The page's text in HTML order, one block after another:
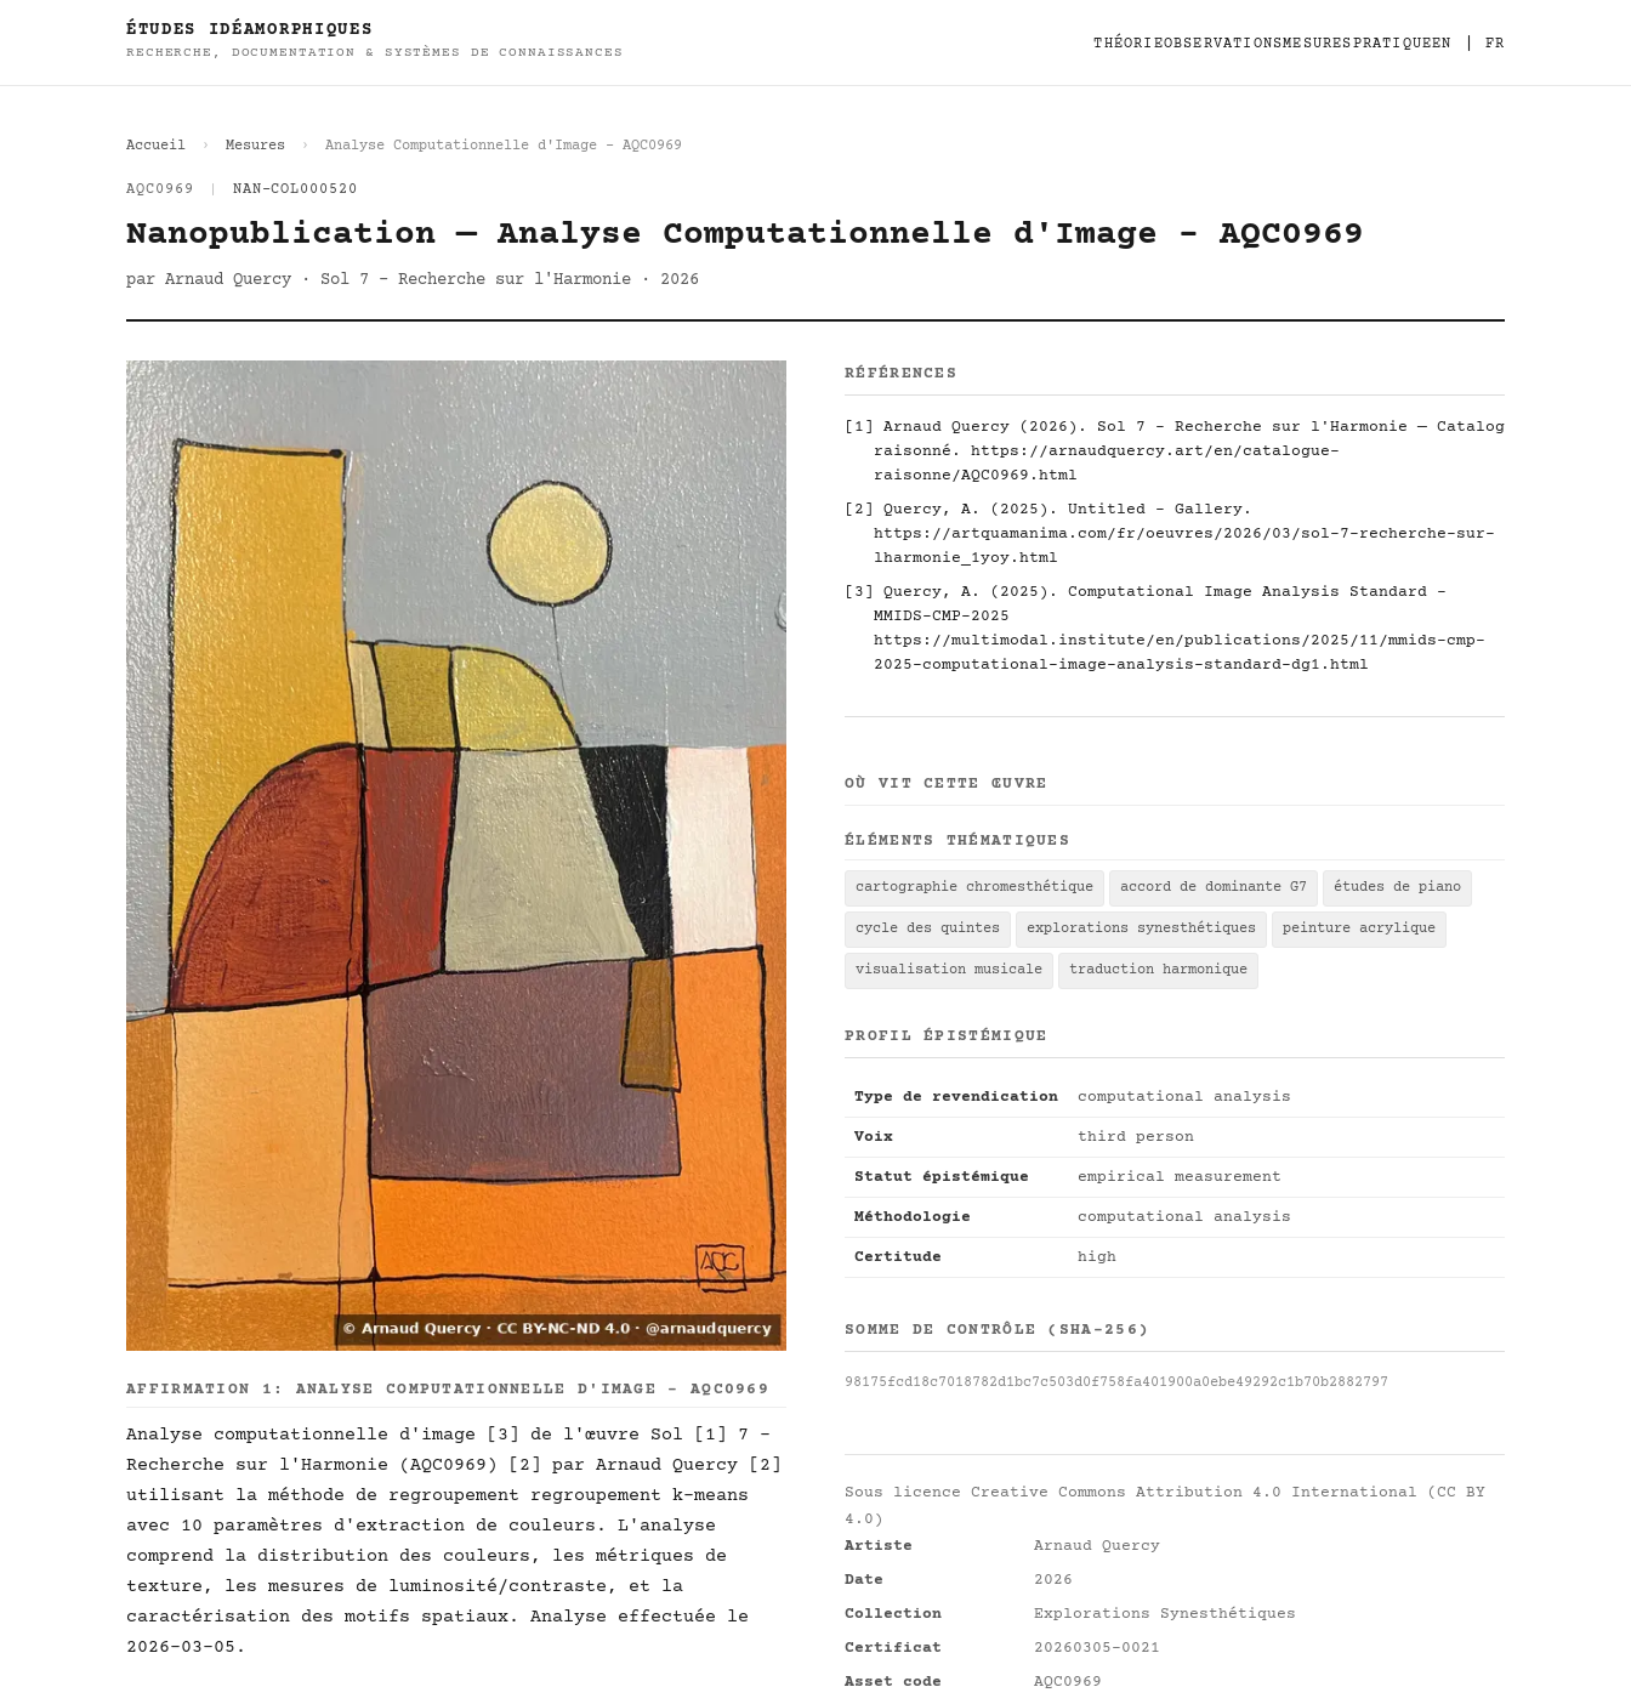
ÉTUDES IDÉAMORPHIQUES
RECHERCHE, DOCUMENTATION & SYSTÈMES DE CONNAISSANCES
THÉORIEOBSERVATIONSMESURESPRATIQUEEN FR
Accueil Mesures Analyse Computationnelle d'Image - AQC0969
AQC0969 NAN-COL000520
Nanopublication — Analyse Computationnelle d'Image - AQC0969
par Arnaud Quercy · Sol 7 - Recherche sur l'Harmonie · 2026
AFFIRMATION 1: ANALYSE COMPUTATIONNELLE D'IMAGE - AQC0969
Analyse computationnelle d'image [3] de l'œuvre Sol [1] 7 -
Recherche sur l'Harmonie (AQC0969) [2] par Arnaud Quercy [2]
utilisant la méthode de regroupement regroupement k-means
avec 10 paramètres d'extraction de couleurs. L'analyse
comprend la distribution des couleurs, les métriques de
texture, les mesures de luminosité/contraste, et la
caractérisation des motifs spatiaux. Analyse effectuée le
2026-03-05.
RÉFÉRENCES
[1] Arnaud Quercy (2026). Sol 7 - Recherche sur l'Harmonie — Catalog
raisonné. https://arnaudquercy.art/en/catalogue-
raisonne/AQC0969.html
[2] Quercy, A. (2025). Untitled - Gallery.
https://artquamanima.com/fr/oeuvres/2026/03/sol-7-recherche-sur-
lharmonie_1yoy.html
[3] Quercy, A. (2025). Computational Image Analysis Standard -
MMIDS-CMP-2025
https://multimodal.institute/en/publications/2025/11/mmids-cmp-
2025-computational-image-analysis-standard-dg1.html
OÙ VIT CETTE ŒUVRE
ÉLÉMENTS THÉMATIQUES
cartographie chromesthétique accord de dominante G7 études de piano
cycle des quintes explorations synesthétiques peinture acrylique
visualisation musicale traduction harmonique
PROFIL ÉPISTÉMIQUE
Type de revendication computational analysis
Voix third person
Statut épistémique empirical measurement
Méthodologie computational analysis
Certitude high
SOMME DE CONTRÔLE (SHA-256)
98175fcd18c7018782d1bc7c503d0f758fa401900a0ebe49292c1b70b2882797
Sous licence Creative Commons Attribution 4.0 International (CC BY
4.0)
Artiste
Arnaud Quercy
Date
2026
Collection
Explorations Synesthétiques
Certificat
20260305-0021
Asset code
AQC0969